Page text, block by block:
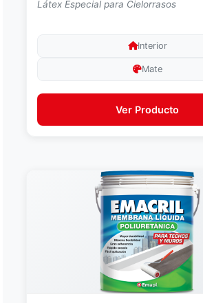
Látex Especial para Cielorrasos
Interior
Mate
Ver Producto